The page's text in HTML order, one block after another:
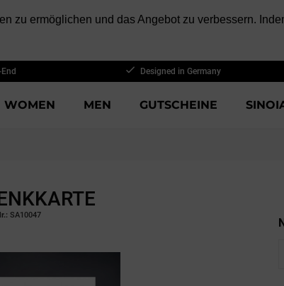
zu ermöglichen und das Angebot zu verbessern.
Designed in Germany
WOMEN MEN GUTSCHEINE
SA10047